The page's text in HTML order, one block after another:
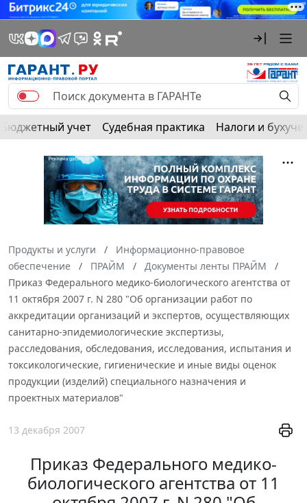
Бюджетный учет Судебная практика Налоги и
Продукты и услуги
Информационно-правовое
обеспечение
ПРАЙМ
Документы ленты ПРАЙМ
Приказ Федерального медико-биологического агентства от
11 октября 2007 г. N 280 "Об организации работ по
аккредитации организаций и экспертов, осуществляющих
санитарно-эпидемиологические экспертизы,
расследования, обследования, исследования, испытания и
токсикологические, гигиенические и иные виды оценок
продукции (изделий) специального назначения и
проектных материалов"
13 декабря 2007
Приказ Федерального медико-
биологического агентства от 11